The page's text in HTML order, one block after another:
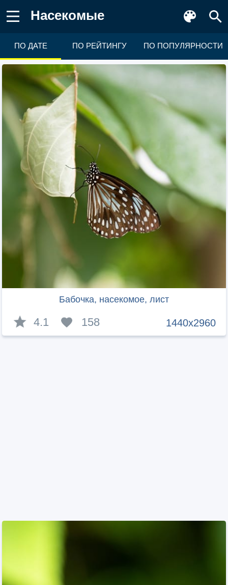
Насекомые
ПО ДАТЕ ПО РЕЙТИНГУ ПО ПОПУЛЯРНОСТИ
Бабочка, насекомое, лист
1440x2960
4.1 158